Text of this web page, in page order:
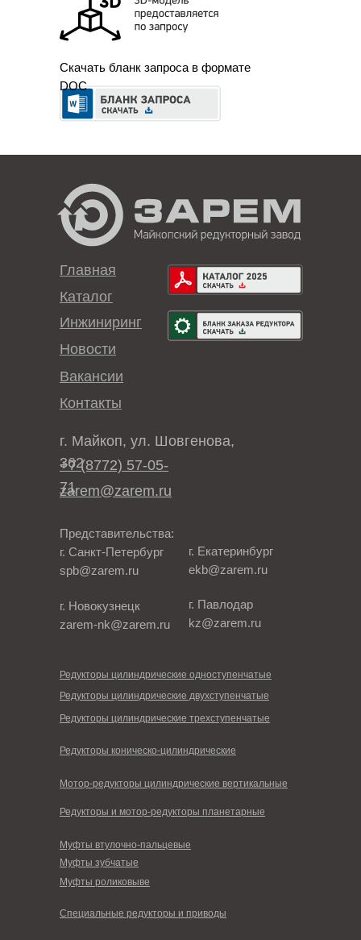
Скачать бланк запроса в формате
DOC
+7 (8772) 57-05-
71
Каталог
Инжиниринг
Контакты
Главная
Новости
Вакансии
zarem@zarem.ru
Редукторы цилиндрические одноступенчатые
Редукторы цилиндрические двухступенчатые
Редукторы цилиндрические трехступенчатые
Редукторы коническо-цилиндрические
Мотор-редукторы цилиндрические вертикальные
Редукторы и мотор-редукторы планетарные
Специальные редукторы и приводы
Муфты зубчатые
Муфты втулочно-пальцевые
Муфты роликовыве
г. Майкоп, ул. Шовгенова,
362
Представительства:
г. Санкт-Петербург
spb@zarem.ru
г. Екатеринбург
ekb@zarem.ru
г. Новокузнецк
zarem-nk@zarem.ru
г. Павлодар
kz@zarem.ru